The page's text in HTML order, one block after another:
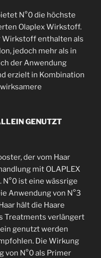
N°0 die höchste
Olaplex Wirkstoff.
Wirkstoff enthalten als
jedoch mehr als in
der Anwendung
erzielt in Kombination
GENUTZT
der vom Haar
mit OLAPLEX
ist eine wässrige
Anwendung von N°3
hält die Haare
Treatments verlängert
genutzt werden
Die Wirkung
von N°0 als Primer